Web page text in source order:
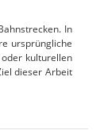
In
ursprüngliche
kulturellen
dieser Arbeit